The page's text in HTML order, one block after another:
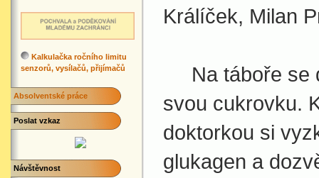
Kalkulačka ročního limitu
senzorů, vysílačů, přijímačů
Absolventské práce
Poslat vzkaz
Návštěvnost
Králíček, Milan
Na táboře se
svou cukrovku.
doktorkou si
glukagen a